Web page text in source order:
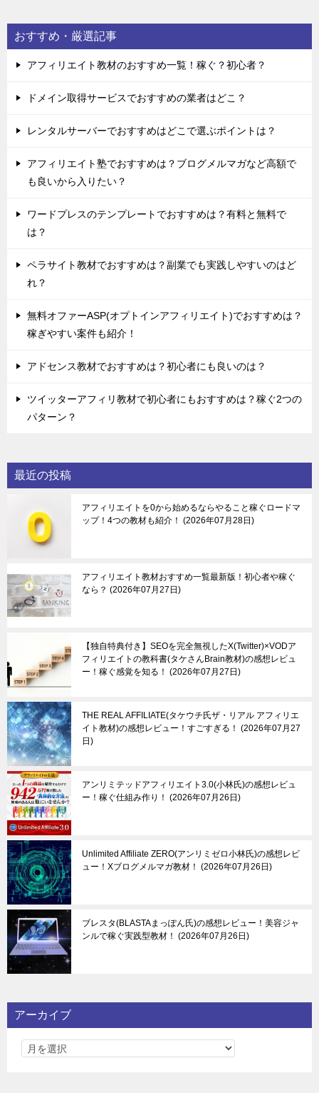
おすすめ・厳選記事
アフィリエイト教材のおすすめ一覧！稼ぐ？初心者？
ドメイン取得サービスでおすすめの業者はどこ？
レンタルサーバーでおすすめはどこで選ぶポイントは？
アフィリエイト塾でおすすめは？ブログメルマガなど高額で
も良いから入りたい？
ワードプレスのテンプレートでおすすめは？有料と無料で
は？
ペラサイト教材でおすすめは？副業でも実践しやすいのはど
れ？
無料オファーASP(オプトインアフィリエイト)でおすすめは？
稼ぎやすい案件も紹介！
アドセンス教材でおすすめは？初心者にも良いのは？
ツイッターアフィリ教材で初心者にもおすすめは？稼ぐ2つの
パターン？
最近の投稿
アフィリエイトを0から始めるならやること稼ぐロードマ
ップ！4つの教材も紹介！
2026年07月28日
アフィリエイト教材おすすめ一覧最新版！初心者や稼ぐ
なら？
2026年07月27日
【独自特典付き】SEOを完全無視したX(Twitter)×VODア
フィリエイトの教科書(タケさんBrain教材)の感想レビュ
ー！稼ぐ感覚を知る！
2026年07月27日
THE REAL AFFILIATE(タケウチ氏ザ・リアル アフィリエ
イト教材)の感想レビュー！すごすぎる！
2026年07月27
日
アンリミテッドアフィリエイト3.0(小林氏)の感想レビュ
ー！稼ぐ仕組み作り！
2026年07月26日
Unlimited Affiliate ZERO(アンリミゼロ小林氏)の感想レビ
ュー！Xブログメルマガ教材！
2026年07月26日
ブレスタ(BLASTAまっぽん氏)の感想レビュー！美容ジャ
ンルで稼ぐ実践型教材！
2026年07月26日
アーカイブ